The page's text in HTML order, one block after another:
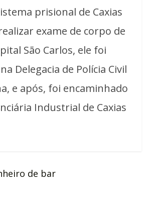
prisional de Caxias
exame de corpo de
São Carlos, ele foi
Delegacia de Polícia Civil
e após, foi encaminhado
Industrial de Caxias
de bar